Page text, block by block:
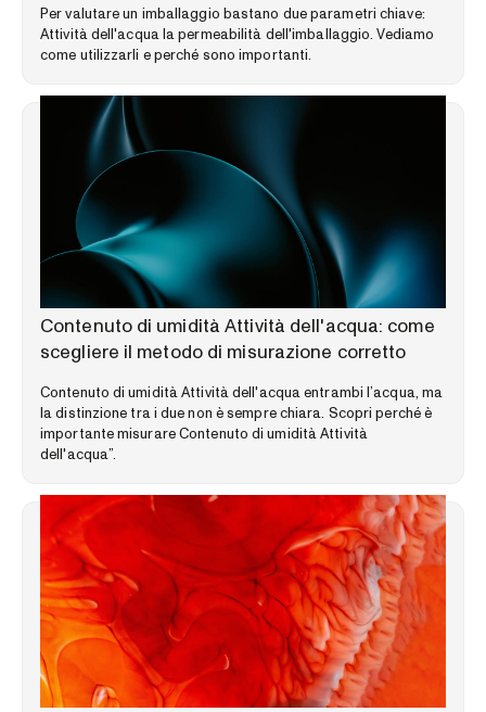
Per valutare un imballaggio bastano due parametri chiave:
Attività dell'acqua la permeabilità dell'imballaggio. Vediamo
come utilizzarli e perché sono importanti.
LIBRERIA DELLE COMPETENZE
Contenuto di umidità Attività dell'acqua: come
scegliere il metodo di misurazione corretto
Contenuto di umidità Attività dell'acqua entrambi l’acqua, ma
la distinzione tra i due non è sempre chiara. Scopri perché è
importante misurare Contenuto di umidità Attività
dell'acqua”.
LIBRERIA DELLE COMPETENZE